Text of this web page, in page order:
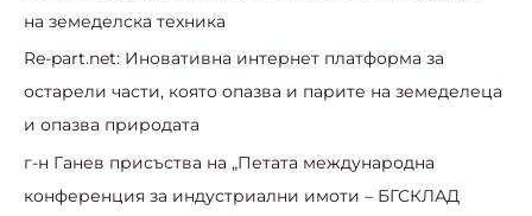
на земеделска техника
Re-part.net: Иновативна интернет платформа за
остарели части, която опазва и парите на земеделеца
и опазва природата​
г-н Ганев присъства на „Петата международна
конференция за индустриални имоти – БГСКЛАД